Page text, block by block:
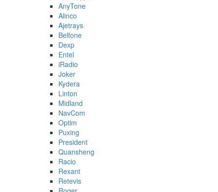
AnyTone
Alinco
Ajetrays
Belfone
Dexp
Entel
iRadio
Joker
Kydera
Linton
Midland
NavCom
Optim
Puxing
President
Quansheng
Racio
Rexant
Retevis